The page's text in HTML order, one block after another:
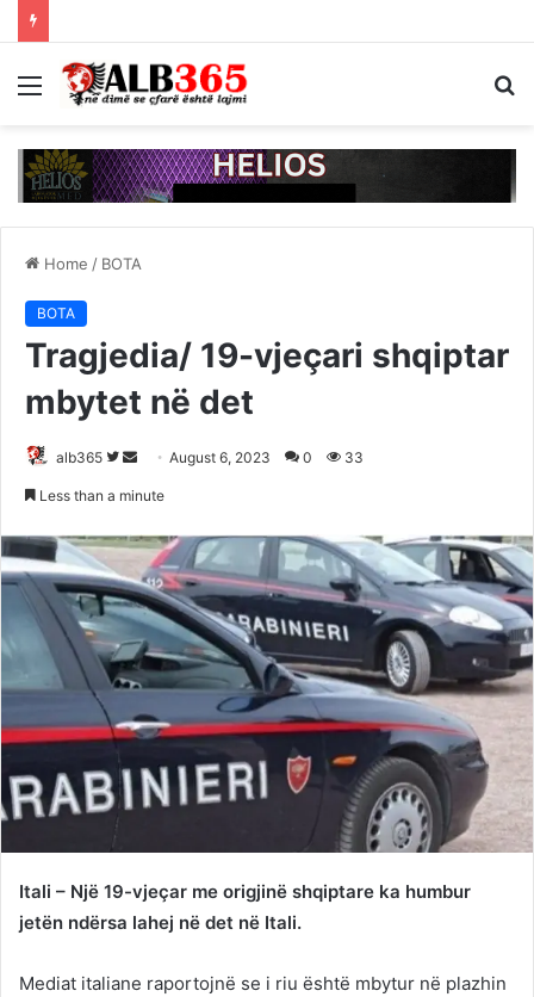
Menu
Home / BOTA
BOTA
Tragjedia/ 19-vjeçari shqiptar
mbytet në det
alb365
Follow
Send August 6, 2023 0 33
Less than a minute
Itali – Një 19-vjeçar me origjinë shqiptare ka humbur
jetën ndërsa lahej në det në Itali.
Mediat italiane raportojnë se i riu është mbytur në plazhin